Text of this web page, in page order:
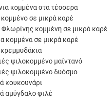
κομμένα στα τέσσερα
κομμένο σε
Φλωρίνης κομμένη σε μικρά καρέ
κομμένα σε μικρά καρέ
ψιλοκομμένο μαϊντανό
ψιλοκομμένο δυόσμο
κουκουνάρι
αμύγδαλο φιλέ